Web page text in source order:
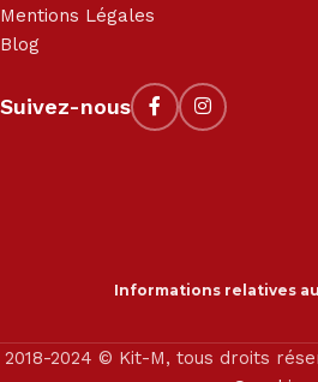
Mentions Légales
Blog
Suivez-nous
Informations relatives
2018-2024 © Kit-M, tous droits